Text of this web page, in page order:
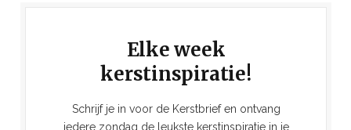
Elke week
kerstinspiratie!
Schrijf je in voor de Kerstbrief en ontvang
iedere zondag de leukste kerstinspiratie in je